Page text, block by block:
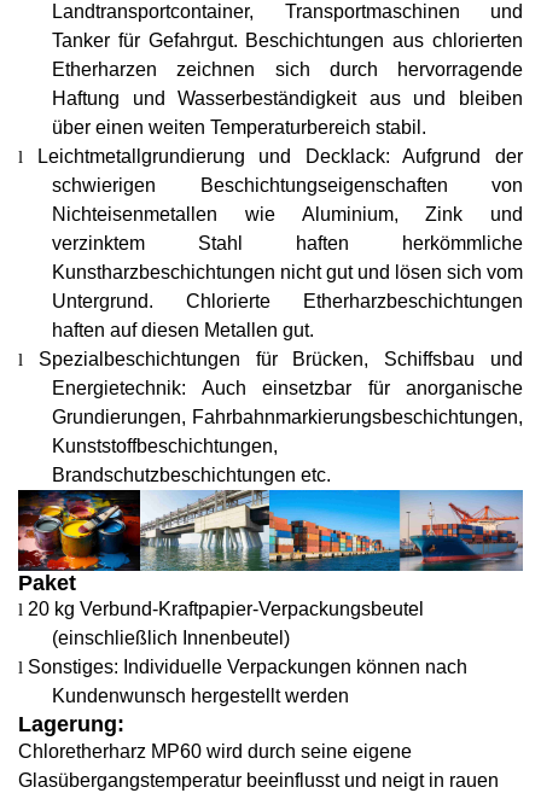
Landtransportcontainer, Transportmaschinen und
Tanker für Gefahrgut. Beschichtungen aus chlorierten
Etherharzen zeichnen sich durch hervorragende
Haftung und Wasserbeständigkeit aus und bleiben
über einen weiten Temperaturbereich stabil.
l Leichtmetallgrundierung und Decklack: Aufgrund der
schwierigen Beschichtungseigenschaften von
Nichteisenmetallen wie Aluminium, Zink und
verzinktem Stahl haften herkömmliche
Kunstharzbeschichtungen nicht gut und lösen sich vom
Untergrund. Chlorierte Etherharzbeschichtungen
haften auf diesen Metallen gut.
l Spezialbeschichtungen für Brücken, Schiffsbau und
Energietechnik: Auch einsetzbar für anorganische
Grundierungen, Fahrbahnmarkierungsbeschichtungen,
Kunststoffbeschichtungen,
Brandschutzbeschichtungen etc.
Paket
l 20 kg Verbund-Kraftpapier-Verpackungsbeutel
(einschließlich Innenbeutel)
l Sonstiges: Individuelle Verpackungen können nach
Kundenwunsch hergestellt werden
Lagerung:
Chloretherharz MP60 wird durch seine eigene
Glasübergangstemperatur beeinflusst und neigt in rauen